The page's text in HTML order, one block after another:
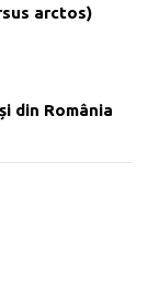
arctos)
din România